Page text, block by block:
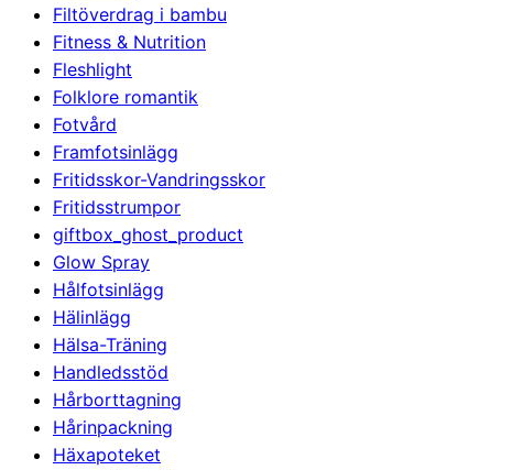
Filtöverdrag i bambu
Fitness & Nutrition
Fleshlight
Folklore romantik
Fotvård
Framfotsinlägg
Fritidsskor-Vandringsskor
Fritidsstrumpor
giftbox_ghost_product
Glow Spray
Hålfotsinlägg
Hälinlägg
Hälsa-Träning
Handledsstöd
Hårborttagning
Hårinpackning
Häxapoteket